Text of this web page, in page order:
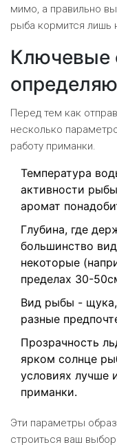
мимо, а правильно
рыба кормится лишь
Ключевые
Перед тем как
несколько
работу приманки.
Температура
активности
аромат
Глубина, где
большинство
некоторые
пределах 30-
Вид рыбы -
разные
Прозрачность
ярком солнце
условиях лучше
приманки.
Эти параметры
строиться ваш